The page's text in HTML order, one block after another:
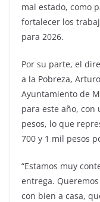
mal estado, como
fortalecer los
para 2026.
Por su parte, el
a la Pobreza,
Ayuntamiento de
para este año, con
pesos, lo que
700 y 1 mil pesos
“Estamos muy
entrega.
con bien a casa,